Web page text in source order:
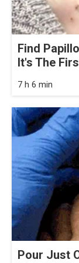
Find
It's The
7 h 6 min
Pour Just